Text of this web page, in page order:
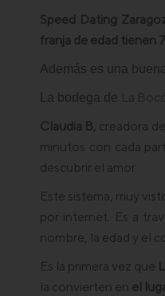
Speed Dating
franja de edad tienen
Además es una
La bodega de
Claudia B, creadora
minutos con cada
descubrir el amor.
Este sistema, muy
por internet. Es a
nombre, la edad y el
Es la primera vez que
la convierten en el